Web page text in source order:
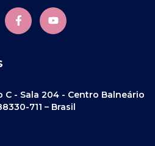
C - Sala 204 - Centro Balneário
711 – Brasil